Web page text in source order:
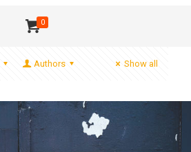
0
Authors Show all